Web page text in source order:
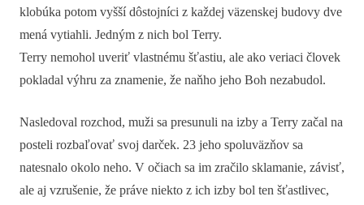
klobúka potom vyšší dôstojníci z každej väzenskej budovy dve
mená vytiahli. Jedným z nich bol Terry.
Terry nemohol uveriť vlastnému šťastiu, ale ako veriaci človek
pokladal výhru za znamenie, že naňho jeho Boh nezabudol.
Nasledoval rozchod, muži sa presunuli na izby a Terry začal na
posteli rozbaľovať svoj darček. 23 jeho spoluväzňov sa
natesnalo okolo neho. V očiach sa im zračilo sklamanie, závisť,
ale aj vzrušenie, že práve niekto z ich izby bol ten šťastlivec,